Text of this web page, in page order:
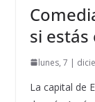
si
lunes, 7 |
La capital de